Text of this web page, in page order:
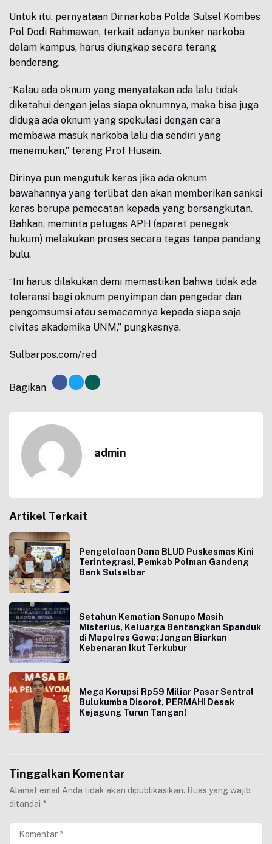
Untuk itu, pernyataan Dirnarkoba Polda Sulsel Kombes
Pol Dodi Rahmawan, terkait adanya bunker narkoba
dalam kampus, harus diungkap secara terang
benderang.
“Kalau ada oknum yang menyatakan ada lalu tidak
diketahui dengan jelas siapa oknumnya, maka bisa juga
diduga ada oknum yang spekulasi dengan cara
membawa masuk narkoba lalu dia sendiri yang
menemukan,” terang Prof Husain.
Dirinya pun mengutuk keras jika ada oknum
bawahannya yang terlibat dan akan memberikan sanksi
keras berupa pemecatan kepada yang bersangkutan.
Bahkan, meminta petugas APH (aparat penegak
hukum) melakukan proses secara tegas tanpa pandang
bulu.
“Ini harus dilakukan demi memastikan bahwa tidak ada
toleransi bagi oknum penyimpan dan pengedar dan
pengomsumsi atau semacamnya kepada siapa saja
civitas akademika UNM,” pungkasnya.
Sulbarpos.com/red
Bagikan
admin
Artikel Terkait
Pengelolaan Dana BLUD Puskesmas Kini
Terintegrasi, Pemkab Polman Gandeng
Bank Sulselbar
Setahun Kematian Sanupo Masih
Misterius, Keluarga Bentangkan Spanduk
di Mapolres Gowa: Jangan Biarkan
Kebenaran Ikut Terkubur
Mega Korupsi Rp59 Miliar Pasar Sentral
Bulukumba Disorot, PERMAHI Desak
Kejagung Turun Tangan!
Tinggalkan Komentar
Alamat email Anda tidak akan dipublikasikan. Ruas yang wajib
ditandai *